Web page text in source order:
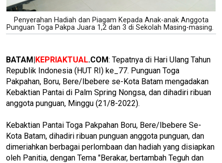
Penyerahan Hadiah dan Piagam Kepada Anak-anak Anggota
Punguan Toga Pakpa Juara 1,2 dan 3 di Sekolah Masing-masing.
BATAM|KEPRIAKTUAL.COM: Tepatnya di Hari Ulang Tahun
Republik Indonesia (HUT RI) ke_77. Punguan Toga
Pakpahan, Boru, Bere/Ibebere se-Kota Batam mengadakan
Kebaktian Pantai di Palm Spring Nongsa, dan dihadiri ribuan
anggota punguan, Minggu (21/8-2022).
Kebaktian Pantai Toga Pakpahan Boru, Bere/Ibebere Se-
Kota Batam, dihadiri ribuan punguan anggota punguan, dan
dimeriahkan berbagai perlombaan dan hadiah yang disiapkan
oleh Panitia, dengan Tema "Berakar, bertambah Teguh dan